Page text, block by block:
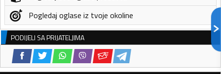
Pogledaj oglase iz tvoje okoline
PODIJELI SA PRIJATELJIMA